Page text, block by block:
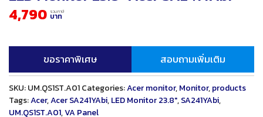
4,790 รวมภาษี
บาท
ขอราคาพิเศษ สอบถามเพิ่มเติม
SKU:UM.QS1ST.A01Categories:Acer monitor,Monitor,products
Tags:Acer,Acer SA241YAbi,LED Monitor 23.8″,SA241YAbi,
UM.QS1ST.A01,VA Panel